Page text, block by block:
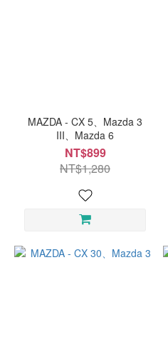
MAZDA - CX 5、Mazda 3
III、Mazda 6
NT$899
NT$1,280